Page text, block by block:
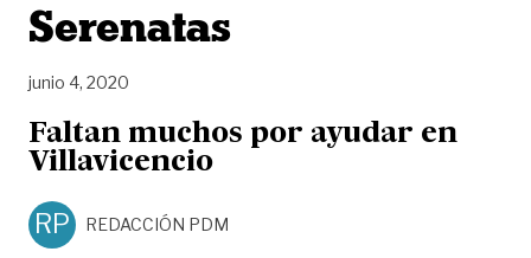
Serenatas
junio 4, 2020
Faltan muchos por ayudar en
Villavicencio
RP REDACCIÓN PDM